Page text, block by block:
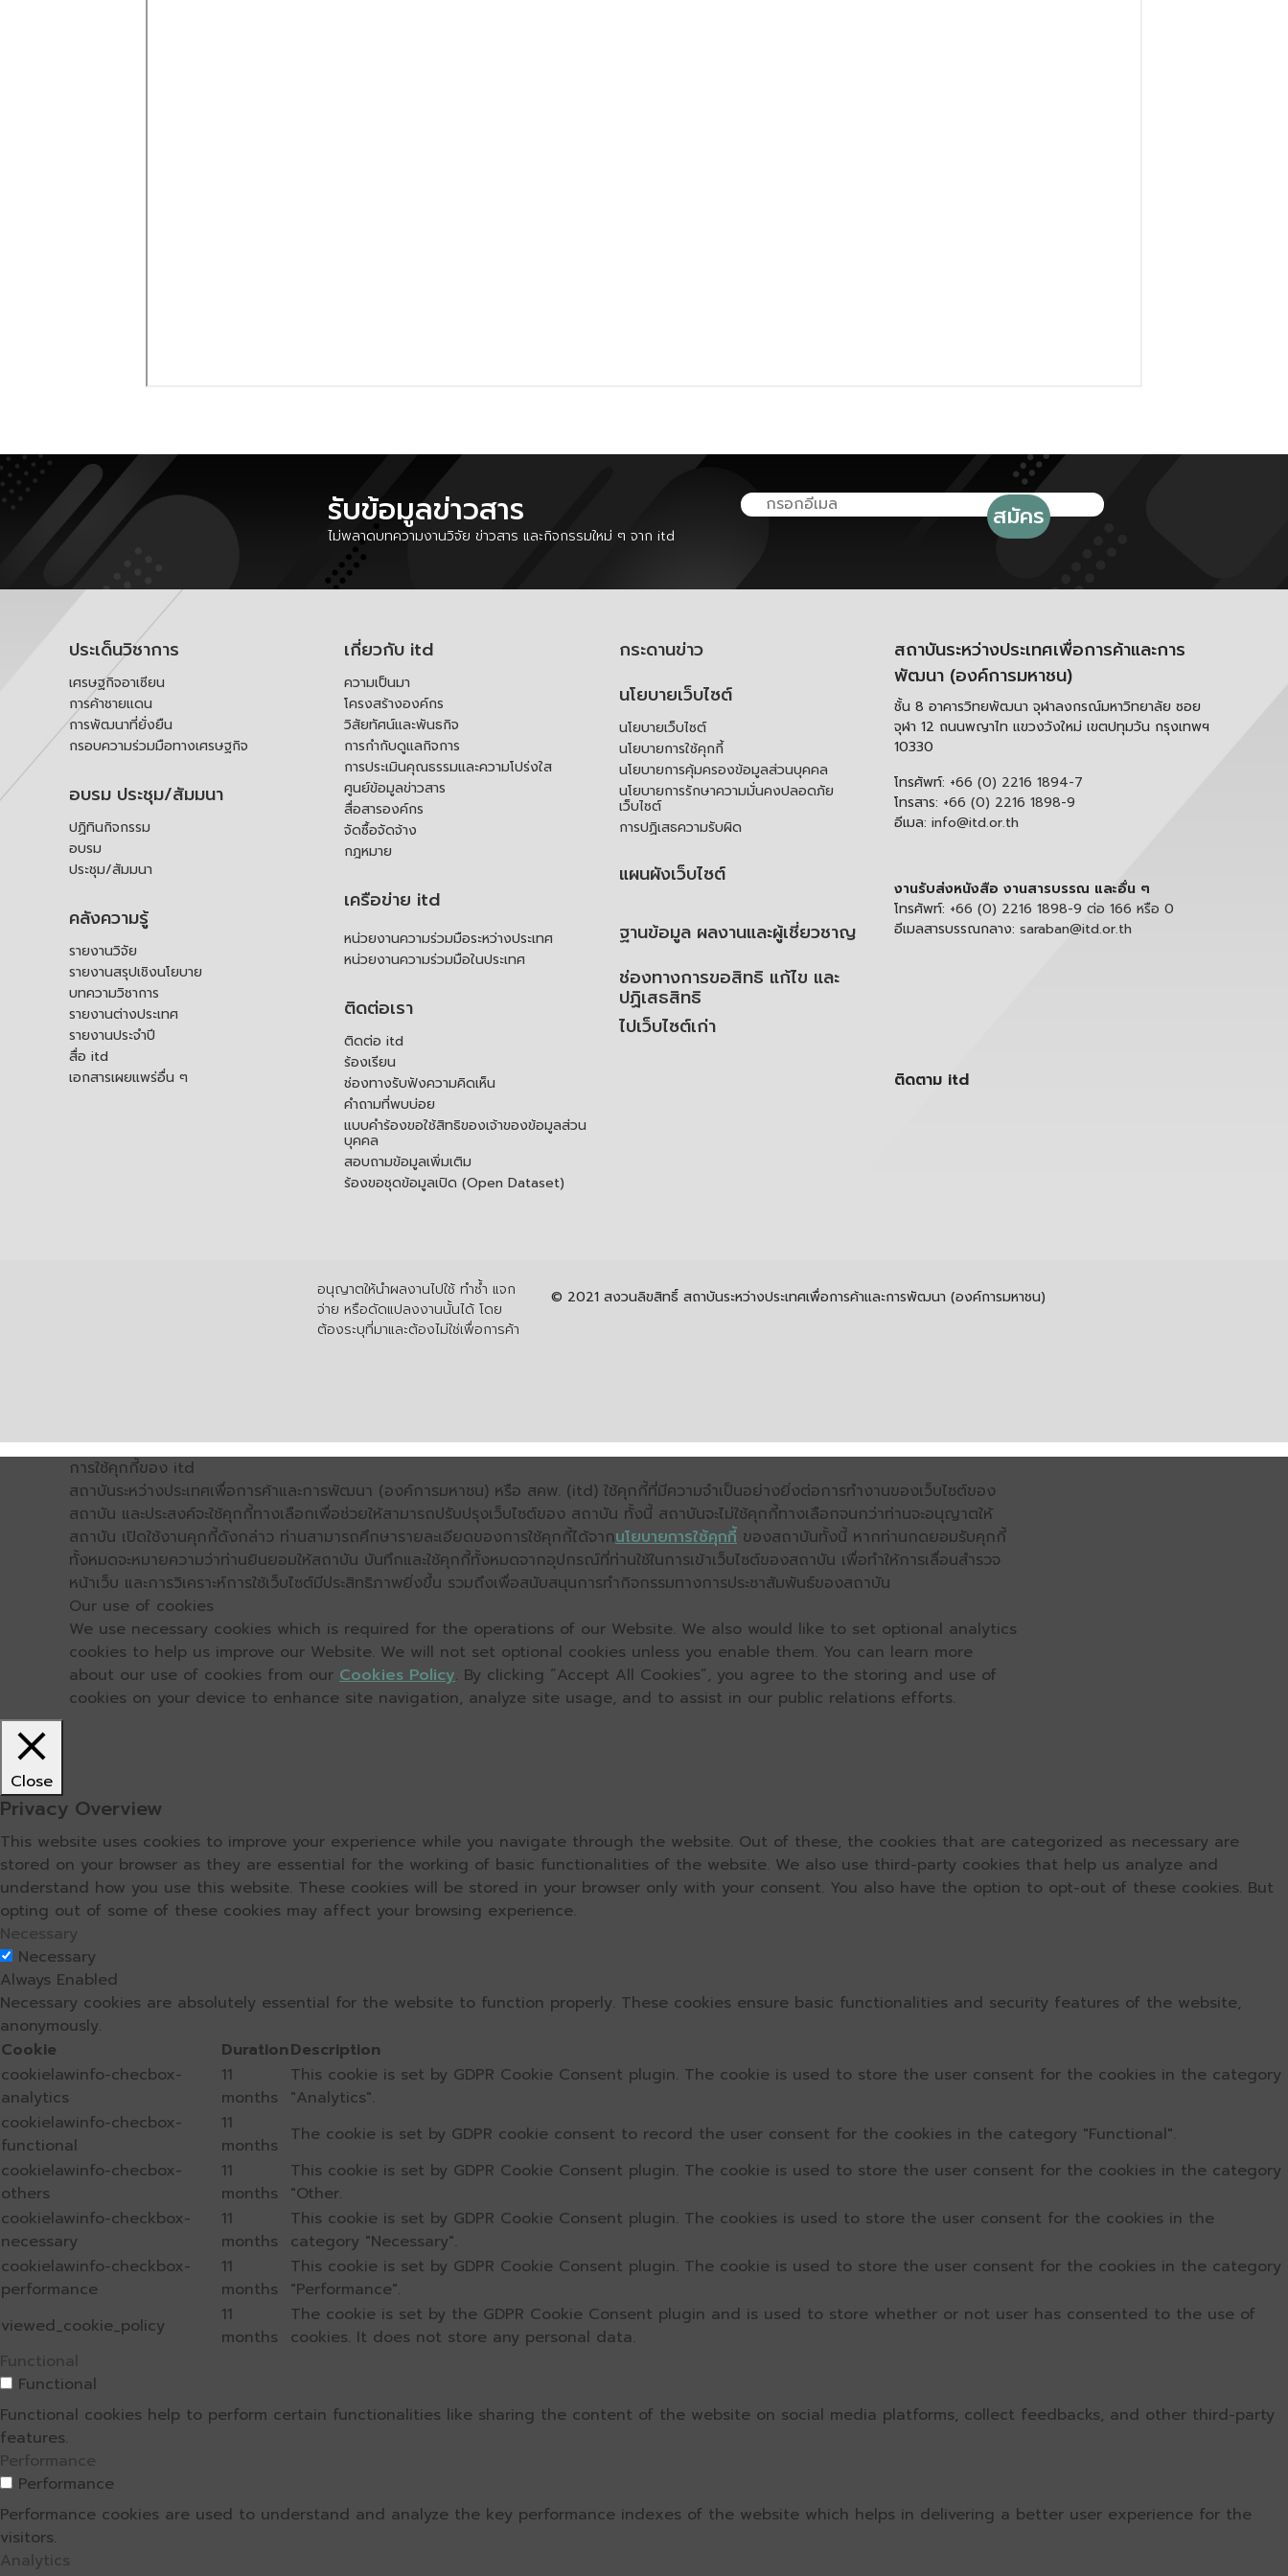
รับข้อมูลข่าวสาร
ไม่พลาดบทความงานวิจัย ข่าวสาร และกิจกรรมใหม่ ๆ จาก itd
ประเด็นวิชาการ
เศรษฐกิจอาเซียน
การค้าชายแดน
การพัฒนาที่ยั่งยืน
กรอบความร่วมมือทางเศรษฐกิจ
อบรม ประชุม/สัมมนา
ปฏิทินกิจกรรม
อบรม
ประชุม/สัมมนา
คลังความรู้
รายงานวิจัย
รายงานสรุปเชิงนโยบาย
บทความวิชาการ
รายงานต่างประเทศ
รายงานประจำปี
สื่อ itd
เอกสารเผยแพร่อื่น ๆ
เกี่ยวกับ itd
ความเป็นมา
โครงสร้างองค์กร
วิสัยทัศน์และพันธกิจ
การกำกับดูแลกิจการ
การประเมินคุณธรรมและความโปร่งใส
ศูนย์ข้อมูลข่าวสาร
สื่อสารองค์กร
จัดซื้อจัดจ้าง
กฎหมาย
เครือข่าย itd
หน่วยงานความร่วมมือระหว่างประเทศ
หน่วยงานความร่วมมือในประเทศ
ติดต่อเรา
ติดต่อ itd
ร้องเรียน
ช่องทางรับฟังความคิดเห็น
คำถามที่พบบ่อย
แบบคำร้องขอใช้สิทธิของเจ้าของข้อมูลส่วน
บุคคล
สอบถามข้อมูลเพิ่มเติม
ร้องขอชุดข้อมูลเปิด (Open Dataset)
กระดานข่าว
นโยบายเว็บไซต์
นโยบายเว็บไซต์
นโยบายการใช้คุกกี้
นโยบายการคุ้มครองข้อมูลส่วนบุคคล
นโยบายการรักษาความมั่นคงปลอดภัย
เว็บไซต์
การปฏิเสธความรับผิด
แผนผังเว็บไซต์
ฐานข้อมูล ผลงานและผู้เชี่ยวชาญ
ช่องทางการขอสิทธิ แก้ไข และ
ปฏิเสธสิทธิ
ไปเว็บไซต์เก่า
สถาบันระหว่างประเทศเพื่อการค้าและการ
พัฒนา (องค์การมหาชน)
ชั้น 8 อาคารวิทยพัฒนา จุฬาลงกรณ์มหาวิทยาลัย ซอย
จุฬา 12 ถนนพญาไท แขวงวังใหม่ เขตปทุมวัน กรุงเทพฯ
10330
โทรศัพท์: +66 (0) 2216 1894-7
โทรสาร: +66 (0) 2216 1898-9
อีเมล: info@itd.or.th
งานรับส่งหนังสือ งานสารบรรณ และอื่น ๆ
โทรศัพท์: +66 (0) 2216 1898-9 ต่อ 166 หรือ 0
อีเมลสารบรรณกลาง: saraban@itd.or.th
ติดตาม itd
อนุญาตให้นำผลงานไปใช้ ทำซ้ำ แจก
จ่าย หรือดัดแปลงงานนั้นได้ โดย
ต้องระบุที่มาและต้องไม่ใช่เพื่อการค้า
© 2021 สงวนลิขสิทธิ์ สถาบันระหว่างประเทศเพื่อการค้าและการพัฒนา (องค์การมหาชน)
การใช้คุกกี้ของ itd
สถาบันระหว่างประเทศเพื่อการค้าและการพัฒนา (องค์การมหาชน) หรือ สคพ. (itd) ใช้คุกกี้ที่มีความจำเป็นอย่างยิ่งต่อการทำงานของเว็บไซต์ของ
สถาบัน และประสงค์จะใช้คุกกี้ทางเลือกเพื่อช่วยให้สามารถปรับปรุงเว็บไซต์ของ สถาบัน ทั้งนี้ สถาบันจะไม่ใช้คุกกี้ทางเลือกจนกว่าท่านจะอนุญาตให้
สถาบัน เปิดใช้งานคุกกี้ดังกล่าว ท่านสามารถศึกษารายละเอียดของการใช้คุกกี้ได้จากนโยบายการใช้คุกกี้ ของสถาบันทั้งนี้ หากท่านกดยอมรับคุกกี้
ทั้งหมดจะหมายความว่าท่านยินยอมให้สถาบัน บันทึกและใช้คุกกี้ทั้งหมดจากอุปกรณ์ที่ท่านใช้ในการเข้าเว็บไซต์ของสถาบัน เพื่อทำให้การเลื่อนสำรวจ
หน้าเว็บ และการวิเคราะห์การใช้เว็บไซต์มีประสิทธิภาพยิ่งขึ้น รวมถึงเพื่อสนับสนุนการทำกิจกรรมทางการประชาสัมพันธ์ของสถาบัน
Our use of cookies
We use necessary cookies which is required for the operations of our Website. We also would like to set optional analytics
cookies to help us improve our Website. We will not set optional cookies unless you enable them. You can learn more
about our use of cookies from our Cookies Policy. By clicking “Accept All Cookies”, you agree to the storing and use of
cookies on your device to enhance site navigation, analyze site usage, and to assist in our public relations efforts.
Close
Privacy Overview
This website uses cookies to improve your experience while you navigate through the website. Out of these, the cookies that are categorized as necessary are
stored on your browser as they are essential for the working of basic functionalities of the website. We also use third-party cookies that help us analyze and
understand how you use this website. These cookies will be stored in your browser only with your consent. You also have the option to opt-out of these cookies. But
opting out of some of these cookies may affect your browsing experience.
Necessary
Necessary
Always Enabled
Necessary cookies are absolutely essential for the website to function properly. These cookies ensure basic functionalities and security features of the website,
anonymously.
Cookie
DurationDescription
cookielawinfo-checbox-
analytics
11
months
This cookie is set by GDPR Cookie Consent plugin. The cookie is used to store the user consent for the cookies in the category
"Analytics".
cookielawinfo-checbox-
functional
11
months
The cookie is set by GDPR cookie consent to record the user consent for the cookies in the category "Functional".
cookielawinfo-checbox-
others
11
months
This cookie is set by GDPR Cookie Consent plugin. The cookie is used to store the user consent for the cookies in the category
"Other.
cookielawinfo-checkbox-
necessary
11
months
This cookie is set by GDPR Cookie Consent plugin. The cookies is used to store the user consent for the cookies in the
category "Necessary".
cookielawinfo-checkbox-
performance
11
months
This cookie is set by GDPR Cookie Consent plugin. The cookie is used to store the user consent for the cookies in the category
"Performance".
viewed_cookie_policy
11
months
The cookie is set by the GDPR Cookie Consent plugin and is used to store whether or not user has consented to the use of
cookies. It does not store any personal data.
Functional
Functional
Functional cookies help to perform certain functionalities like sharing the content of the website on social media platforms, collect feedbacks, and other third-party
features.
Performance
Performance
Performance cookies are used to understand and analyze the key performance indexes of the website which helps in delivering a better user experience for the
visitors.
Analytics